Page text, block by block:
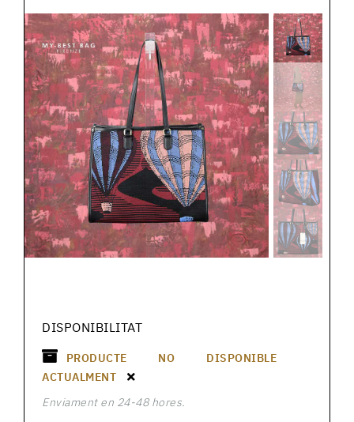
DISPONIBILITAT
PRODUCTE NO DISPONIBLE
ACTUALMENT
Enviament en 24-48 hores.